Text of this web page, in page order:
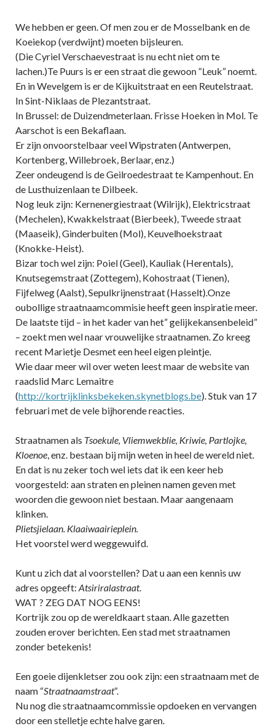
We hebben er geen. Of men zou er de Mosselbank en de
Koeiekop (verdwijnt) moeten bijsleuren.
(Die Cyriel Verschaevestraat is nu echt niet om te
lachen.)Te Puurs is er een straat die gewoon “Leuk” noemt.
En in Wevelgem is er de Kijkuitstraat en een Reutelstraat.
In Sint-Niklaas de Plezantstraat.
In Brussel: de Duizendmeterlaan. Frisse Hoeken in Mol. Te
Aarschot is een Bekaflaan.
Er zijn onvoorstelbaar veel Wipstraten (Antwerpen,
Kortenberg, Willebroek, Berlaar, enz.)
Zeer ondeugend is de Geilroedestraat te Kampenhout. En
de Lusthuizenlaan te Dilbeek.
Nog leuk zijn: Kernenergiestraat (Wilrijk), Elektricstraat
(Mechelen), Kwakkelstraat (Bierbeek), Tweede straat
(Maaseik), Ginderbuiten (Mol), Keuvelhoekstraat
(Knokke-Heist).
Bizar toch wel zijn: Poiel (Geel), Kauliak (Herentals),
Knutsegemstraat (Zottegem), Kohostraat (Tienen),
Fijfelweg (Aalst), Sepulkrijnenstraat (Hasselt).Onze
oubollige straatnaamcommisie heeft geen inspiratie meer.
De laatste tijd – in het kader van het” gelijkekansenbeleid”
– zoekt men wel naar vrouwelijke straatnamen. Zo kreeg
recent Marietje Desmet een heel eigen pleintje.
Wie daar meer wil over weten leest maar de website van
raadslid Marc Lemaitre
(http://kortrijklinksbekeken.skynetblogs.be). Stuk van 17
februari met de vele bijhorende reacties.
Straatnamen als Tsoekule, Vliemwekblie, Kriwie, Partlojke,
Kloenoe, enz. bestaan bij mijn weten in heel de wereld niet.
En dat is nu zeker toch wel iets dat ik een keer heb
voorgesteld: aan straten en pleinen namen geven met
woorden die gewoon niet bestaan. Maar aangenaam
klinken.
Plietsjielaan. Klaaiwaairieplein.
Het voorstel werd weggewuifd.
Kunt u zich dat al voorstellen? Dat u aan een kennis uw
adres opgeeft: Atsiriralastraat.
WAT ? ZEG DAT NOG EENS!
Kortrijk zou op de wereldkaart staan. Alle gazetten
zouden erover berichten. Een stad met straatnamen
zonder betekenis!
Een goeie dijenkletser zou ook zijn: een straatnaam met de
naam “Straatnaamstraat“.
Nu nog die straatnaamcommissie opdoeken en vervangen
door een stelletje echte halve garen.